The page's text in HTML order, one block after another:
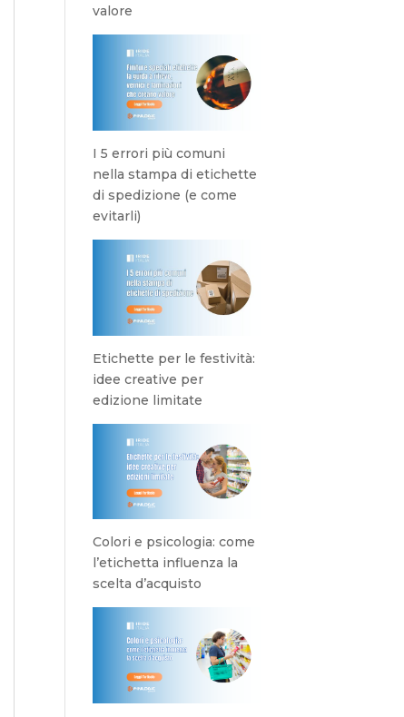
valore
I 5 errori più comuni
nella stampa di etichette
di spedizione (e come
evitarli)
Etichette per le festività:
idee creative per
edizione limitate
Colori e psicologia: come
l’etichetta influenza la
scelta d’acquisto